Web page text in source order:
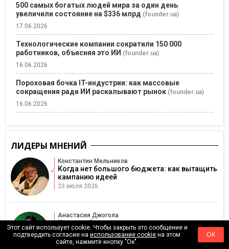
500 самых богатых людей мира за один день
увеличили состояние на $336 млрд (founder.ua)
17.06.2026
Технологические компании сократили 150 000
работников, объясняя это ИИ (founder.ua)
16.06.2026
Пороховая бочка IT-индустрии: как массовые
сокращения ради ИИ раскалывают рынок (founder.ua)
16.06.2026
ЛИДЕРЫ МНЕНИЙ
Константин Мельников
Когда нет большого бюджета: как вытащить
кампанию идеей
23 июля 2026
Анастасия Джогола
Когда публичность руководителя становится
риском для репутации
16 июля 2026
Этот сайт использует cookie. Чтобы закрыть это сообщение и
подтвердить согласие наиспользование cookie на этом
сайте, нажмите кнопку "Ок".
ОК